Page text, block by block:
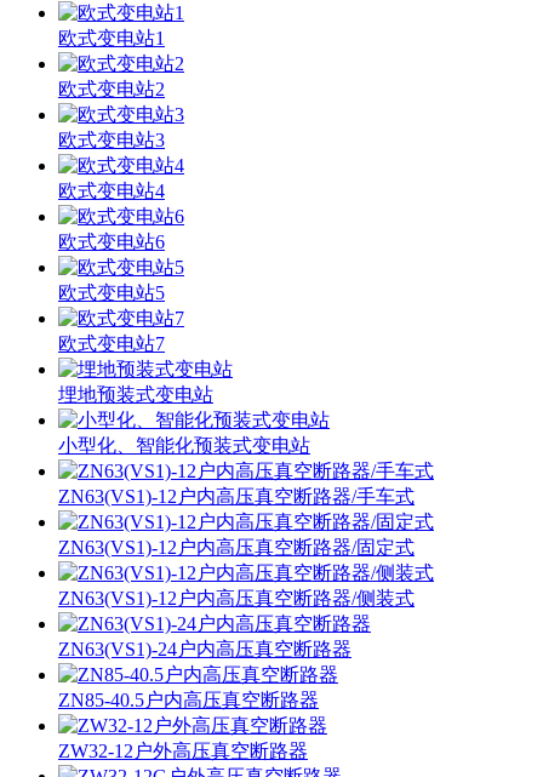
欧式变电站1
欧式变电站2
欧式变电站3
欧式变电站4
欧式变电站6
欧式变电站5
欧式变电站7
埋地预装式变电站
小型化、智能化预装式变电站
ZN63(VS1)-12户内高压真空断路器/手车式
ZN63(VS1)-12户内高压真空断路器/固定式
ZN63(VS1)-12户内高压真空断路器/侧装式
ZN63(VS1)-24户内高压真空断路器
ZN85-40.5户内高压真空断路器
ZW32-12户外高压真空断路器